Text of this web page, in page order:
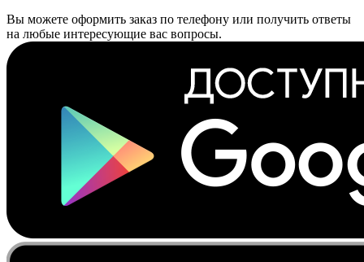
Вы можете оформить заказ по телефону или получить ответы
на любые интересующие вас вопросы.